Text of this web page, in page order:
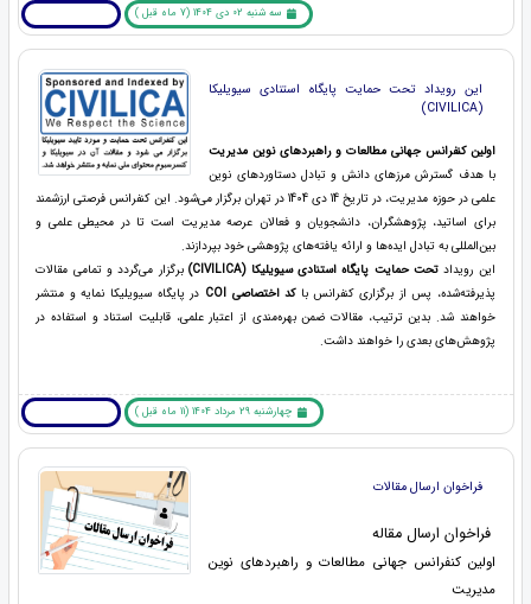
سه شنبه 02 دی 1404 (7 ماه قبل )
این رویداد تحت حمایت پایگاه استنادی سیویلیکا
(CIVILICA)
اولین کنفرانس جهانی مطالعات و راهبردهای نوین مدیریت
با هدف گسترش مرزهای دانش و تبادل دستاوردهای نوین
علمی در حوزه مدیریت، در تاریخ 14 دی 1404 در تهران برگزار می‌شود. این کنفرانس فرصتی ارزشمند
برای اساتید، پژوهشگران، دانشجویان و فعالان عرصه مدیریت است تا در محیطی علمی و
بین‌المللی به تبادل ایده‌ها و ارائه یافته‌های پژوهشی خود بپردازند.
این رویداد تحت حمایت پایگاه استنادی سیویلیکا (CIVILICA)
برگزار می‌گردد و تمامی مقالات
پذیرفته‌شده، پس از برگزاری کنفرانس باکد اختصاصی COI
در پایگاه سیویلیکا نمایه و منتشر
خواهند شد. بدین ترتیب، مقالات ضمن بهره‌مندی از اعتبار علمی، قابلیت استناد و استفاده در
پژوهش‌های بعدی را خواهند داشت.
چهارشنبه 29 مرداد 1404 (11 ماه قبل )
فراخوان ارسال مقالات
فراخوان ارسال مقاله
اولین کنفرانس جهانی مطالعات و راهبردهای نوین
مدیریت